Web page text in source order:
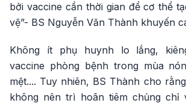
bởi vaccine cần thời gian để cơ thể
vệ”- BS Nguyễn Văn Thành khuyến
Không ít phụ huynh lo lắng,
vaccine phòng bệnh trong mùa
mệt.... Tuy nhiên, BS Thành cho
không nên trì hoãn tiêm chủng chỉ